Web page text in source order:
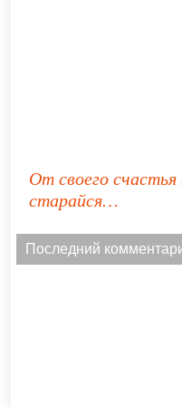
От своего
старайся…
Последний